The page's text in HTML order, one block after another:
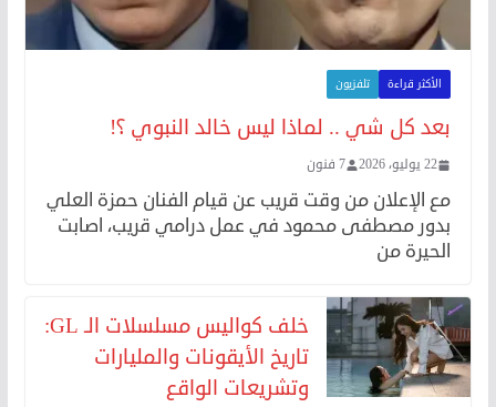
الأكثر قراءة تلفزيون
بعد كل شي .. لماذا ليس خالد النبوي ؟!
22 يوليو، 2026 7 فنون
مع الإعلان من وقت قريب عن قيام الفنان حمزة العلي
بدور مصطفى محمود في عمل درامي قريب، اصابت
الحيرة من
خلف كواليس مسلسلات الـ GL:
تاريخ الأيقونات والمليارات
وتشريعات الواقع